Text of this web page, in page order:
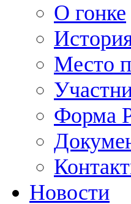
О гонке
Место
Форма
Новости